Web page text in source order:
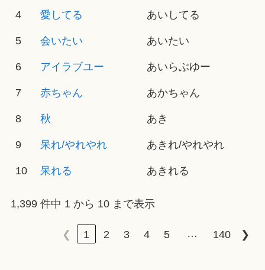
4 愛してる あいしてる
5 会いたい あいたい
6 アイラブユー あいらぶゆー
7 赤ちゃん あかちゃん
8 秋 あき
9 呆れ/やれやれ あきれ/やれやれ
10 呆れる あきれる
1,399 件中 1 から 10 まで表示
❮ 1 2 3 4 5 … 140 ❯